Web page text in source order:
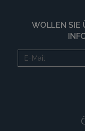
WOLLEN SIE